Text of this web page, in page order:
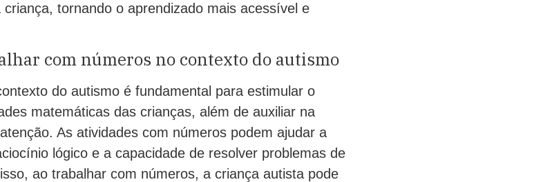
tornando o aprendizado mais acessível e
com números no contexto do autismo
do autismo é fundamental para estimular o
matemáticas das crianças, além de auxiliar na
As atividades com números podem ajudar a
lógico e a capacidade de resolver problemas de
ao trabalhar com números, a criança autista pode